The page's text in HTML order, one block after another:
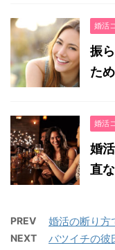
婚活
振
た
婚活
婚
直
PREV 婚活の断り方
NEXT バツイチの彼